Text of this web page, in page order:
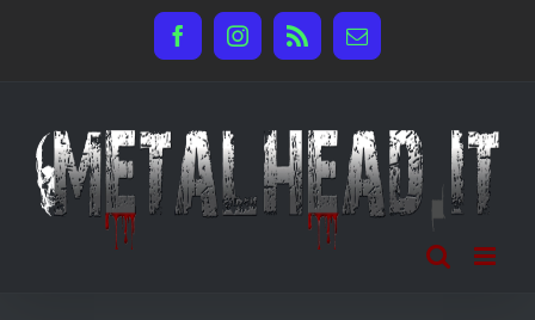
FacebookInstagram
Rss Email